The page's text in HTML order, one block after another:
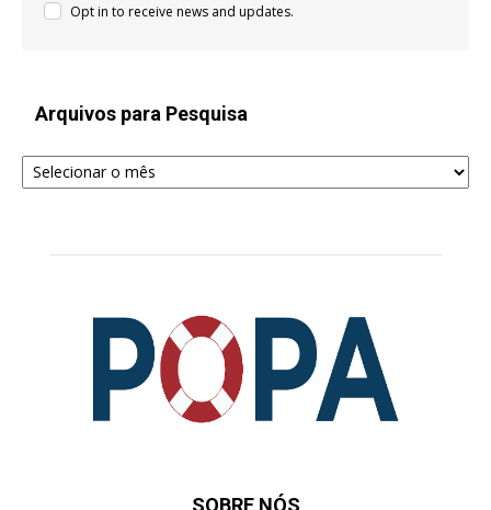
Opt in to receive news and updates.
Arquivos para Pesquisa
Arquivos
para